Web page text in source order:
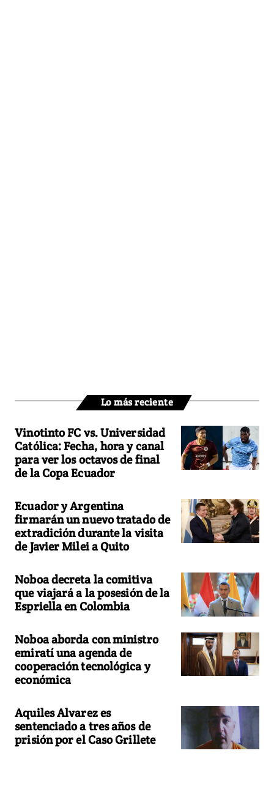
Lo más reciente
Vinotinto FC vs. Universidad
Católica: Fecha, hora y canal
para ver los octavos de final
de la Copa Ecuador
Ecuador y Argentina
firmarán un nuevo tratado de
extradición durante la visita
de Javier Milei a Quito
Noboa decreta la comitiva
que viajará a la posesión de la
Espriella en Colombia
Noboa aborda con ministro
emiratí una agenda de
cooperación tecnológica y
económica
Aquiles Alvarez es
sentenciado a tres años de
prisión por el Caso Grillete